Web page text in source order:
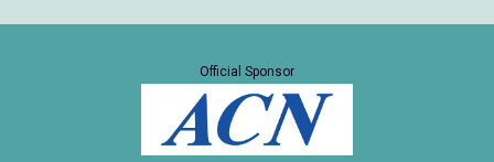
Official Sponsor